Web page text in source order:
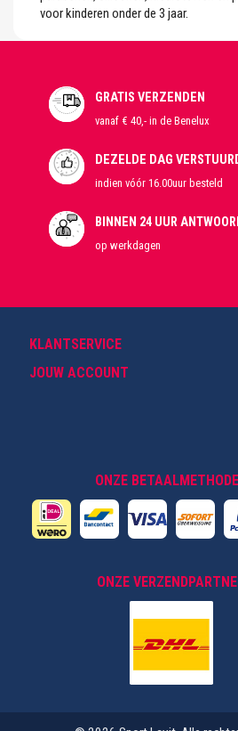
voor kinderen onder de 3 jaar.
GRATIS VERZENDEN
vanaf € 40,- in de Benelux
DEZELDE DAG
indien vóór 16.00uur besteld
BINNEN 24 UUR
op werkdagen
KLANTSERVICE
JOUW ACCOUNT
ONZE
ONZE